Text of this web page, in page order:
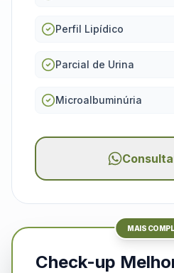
Perfil Lipídico
Parcial de Urina
Microalbuminúria
MAIS
Check-up